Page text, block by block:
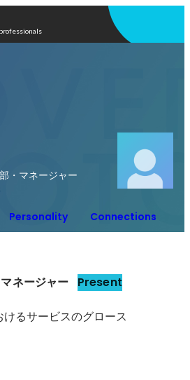
・マネージャー
Personality Connections
ネージャー Present
るサービスのグロース